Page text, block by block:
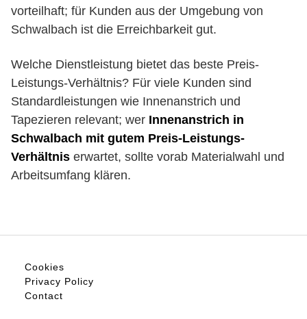
vorteilhaft; für Kunden aus der Umgebung von
Schwalbach ist die Erreichbarkeit gut.
Welche Dienstleistung bietet das beste Preis-
Leistungs-Verhältnis? Für viele Kunden sind
Standardleistungen wie Innenanstrich und
Tapezieren relevant; wer Innenanstrich in
Schwalbach mit gutem Preis-Leistungs-
Verhältnis erwartet, sollte vorab Materialwahl und
Arbeitsumfang klären.
Cookies
Privacy Policy
Contact